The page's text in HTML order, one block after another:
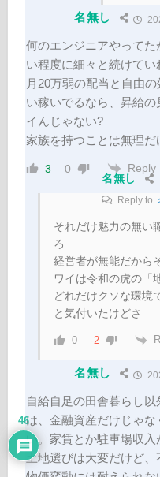
名無し
何のエンジニアやって
い程度に細々と続けてい
月20万弱の配当と自由
い稼いでるなら、昇給
イんじゃない?
家族を持つことは無理だ
3 0
Reply
名無し
Reply to
それだけ魅力の無い
ろ
経営者が無能だから
ワイは令和の虎の「
どれだけクソな環境
と気付いたけどさ
0 -2
名無し
自給自足の田舎暮らし
は、金融資産だけじゃ
い。家賃とか駐車場収入
土地選びは大変だけど
46